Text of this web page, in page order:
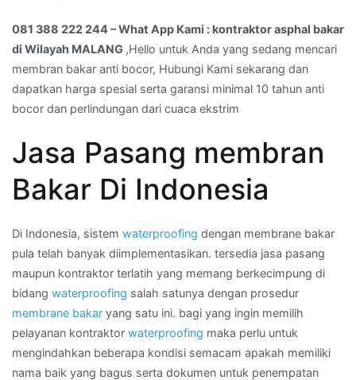
222
244
–
What
App
:
asphal
di
Wilayah
MALANG
081 388 222 244 – What App Kami : kontraktor asphal bakar
di Wilayah MALANG ,Hello untuk Anda yang sedang mencari
membran bakar anti bocor, Hubungi Kami sekarang dan
dapatkan harga spesial serta garansi minimal 10 tahun anti
bocor dan perlindungan dari cuaca ekstrim
Jasa Pasang membran
Bakar Di Indonesia
Di Indonesia, sistem waterproofing dengan membrane bakar
pula telah banyak diimplementasikan. tersedia jasa pasang
maupun kontraktor terlatih yang memang berkecimpung di
bidang waterproofing salah satunya dengan prosedur
membrane bakar yang satu ini. bagi yang ingin memilih
pelayanan kontraktor waterproofing maka perlu untuk
mengindahkan beberapa kondisi semacam apakah memiliki
nama baik yang bagus serta dokumen untuk penempatan